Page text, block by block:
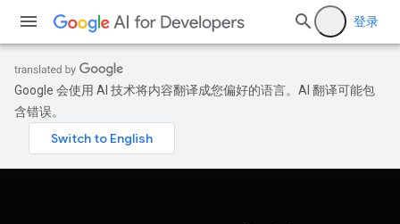
登录
Google 会使用 AI 技术将内容翻译成您偏好的语言。AI 翻译可能包
含错误。